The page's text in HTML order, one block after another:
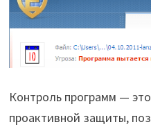
Контроль программ —
проактивной защиты,